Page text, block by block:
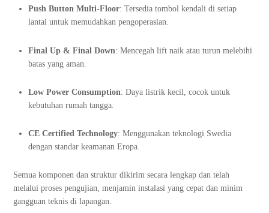
Push Button Multi-Floor: Tersedia tombol kendali di setiap
lantai untuk memudahkan pengoperasian.
Final Up & Final Down: Mencegah lift naik atau turun melebihi
batas yang aman.
Low Power Consumption: Daya listrik kecil, cocok untuk
kebutuhan rumah tangga.
CE Certified Technology: Menggunakan teknologi Swedia
dengan standar keamanan Eropa.
Semua komponen dan struktur dikirim secara lengkap dan telah
melalui proses pengujian, menjamin instalasi yang cepat dan minim
gangguan teknis di lapangan.